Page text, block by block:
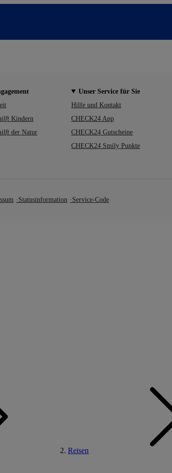
Kindern
der Natur
Unser Service für Sie
Hilfe und Kontakt
CHECK24 App
CHECK24 Gutscheine
CHECK24 Smily Punkte
Statusinformation Service-Code
Reisen